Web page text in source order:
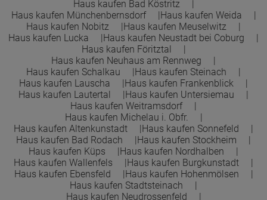
Haus kaufen Bad Köstritz
Haus kaufen Münchenbernsdorf
Haus kaufen Weida
Haus kaufen Nobitz
Haus kaufen Meuselwitz
Haus kaufen Lucka
Haus kaufen Neustadt bei Coburg
Haus kaufen Föritztal
Haus kaufen Neuhaus am Rennweg
Haus kaufen Schalkau
Haus kaufen Steinach
Haus kaufen Lauscha
Haus kaufen Frankenblick
Haus kaufen Lautertal
Haus kaufen Untersiemau
Haus kaufen Weitramsdorf
Haus kaufen Michelau i. Obfr.
Haus kaufen Altenkunstadt
Haus kaufen Sonnefeld
Haus kaufen Bad Rodach
Haus kaufen Stockheim
Haus kaufen Küps
Haus kaufen Nordhalben
Haus kaufen Wallenfels
Haus kaufen Burgkunstadt
Haus kaufen Ebensfeld
Haus kaufen Hohenmölsen
Haus kaufen Stadtsteinach
Haus kaufen Neudrossenfeld